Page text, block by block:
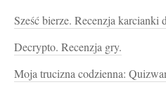
Sześć bierze. Recenzja karcianki
Decrypto. Recenzja gry.
Moja trucizna codzienna: